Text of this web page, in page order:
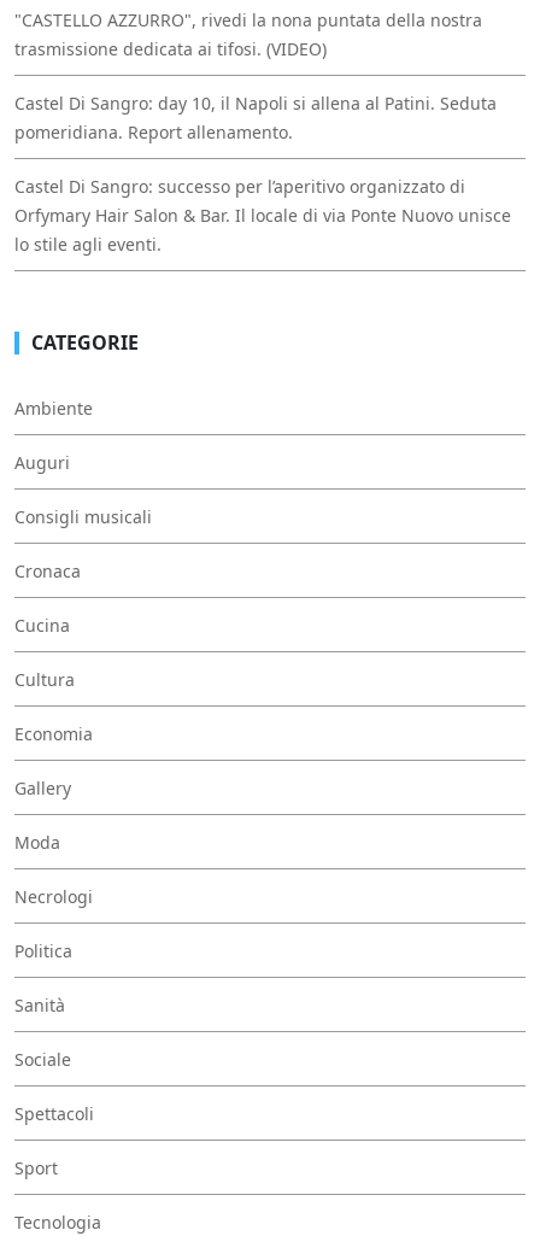
"CASTELLO AZZURRO", rivedi la nona puntata della nostra
trasmissione dedicata ai tifosi. (VIDEO)
Castel Di Sangro: day 10, il Napoli si allena al Patini. Seduta
pomeridiana. Report allenamento.
Castel Di Sangro: successo per l’aperitivo organizzato di
Orfymary Hair Salon & Bar. Il locale di via Ponte Nuovo unisce
lo stile agli eventi.
CATEGORIE
Ambiente
Auguri
Consigli musicali
Cronaca
Cucina
Cultura
Economia
Gallery
Moda
Necrologi
Politica
Sanità
Sociale
Spettacoli
Sport
Tecnologia